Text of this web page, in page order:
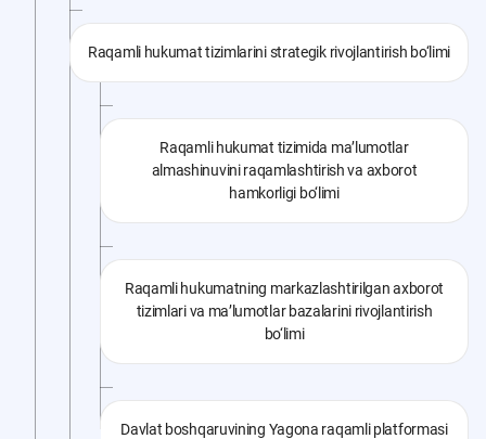
Raqamli hukumat tizimlarini strategik rivojlantirish bo‘limi
Raqamli hukumat tizimida maʼlumotlar
almashinuvini raqamlashtirish va axborot
hamkorligi bo‘limi
Raqamli hukumatning markazlashtirilgan axborot
tizimlari va ma’lumotlar bazalarini rivojlantirish
bo‘limi
Davlat boshqaruvining Yagona raqamli platformasi